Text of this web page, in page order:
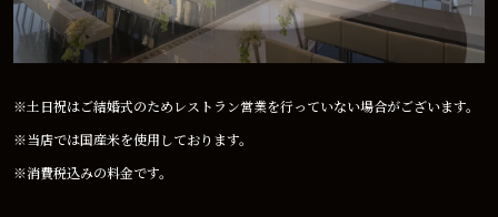
※土日祝はご結婚式のためレストラン営業を行っていない場合がございます。
※当店では国産米を使用しております。
※消費税込みの料金です。